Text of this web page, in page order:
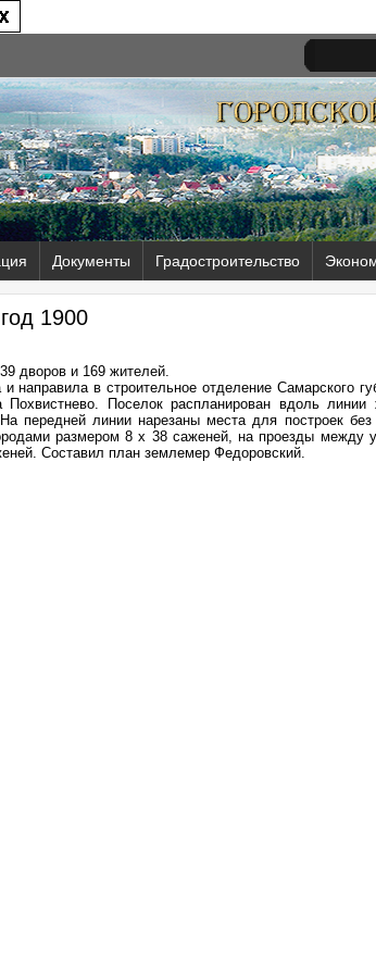
Документы Градостроительство
год 1900
дворов и 169 жителей.
направила в строительное отделение Самарского
Похвистнево. Поселок распланирован вдоль линии
передней линии нарезаны места для построек без
размером 8 х 38 саженей, на проезды между
Составил план землемер Федоровский.